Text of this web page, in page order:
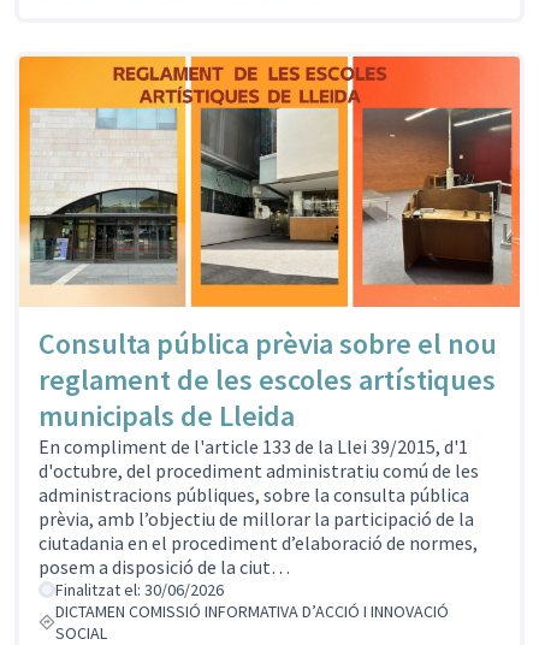
Consulta pública prèvia sobre el nou
reglament de les escoles artístiques
municipals de Lleida
En compliment de l'article 133 de la Llei 39/2015, d'1
d'octubre, del procediment administratiu comú de les
administracions públiques, sobre la consulta pública
prèvia, amb l’objectiu de millorar la participació de la
ciutadania en el procediment d’elaboració de normes,
posem a disposició de la ciut…
Finalitzat el: 30/06/2026
DICTAMEN COMISSIÓ INFORMATIVA D’ACCIÓ I INNOVACIÓ
SOCIAL